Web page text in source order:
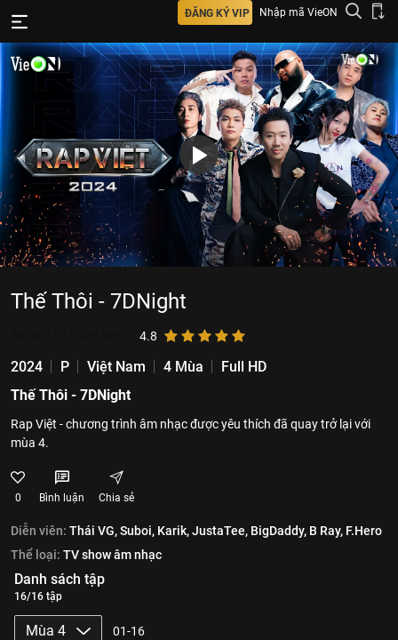
ĐĂNG KÝ VIP Nhập mã VieON
Thế Thôi - 7DNight
4.8
2024 P Việt Nam 4 Mùa
Full HD
Thế Thôi - 7DNight
Rap Việt - chương trình âm nhạc được yêu thích đã quay trở lại với
mùa 4.
0 Bình luận Chia sẻ
Diễn viên: Thái VG,Suboi, Karik,JustaTee, BigDaddy, B Ray, F.Hero
Thể loại: TV show âm nhạc
Danh sách tập
16/16 tập
Mùa 4 01-16